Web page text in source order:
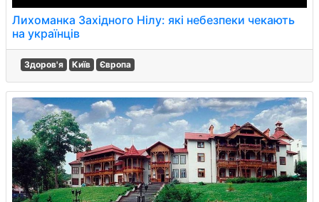
Лихоманка Західного Нілу: які небезпеки чекають
на українців
Здоров'я Київ Європа